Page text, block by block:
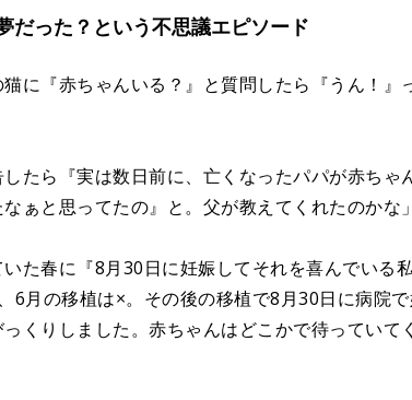
だった？という不思議エピソード
猫に『赤ちゃんいる？』と質問したら『うん！』
したら『実は数日前に、亡くなったパパが赤ちゃ
ぁと思ってたの』と。父が教えてくれたのかな
いた春に『8月30日に妊娠してそれを喜んでいる
6月の移植は×。その後の移植で8月30日に病院で
くりしました。赤ちゃんはどこかで待っていて